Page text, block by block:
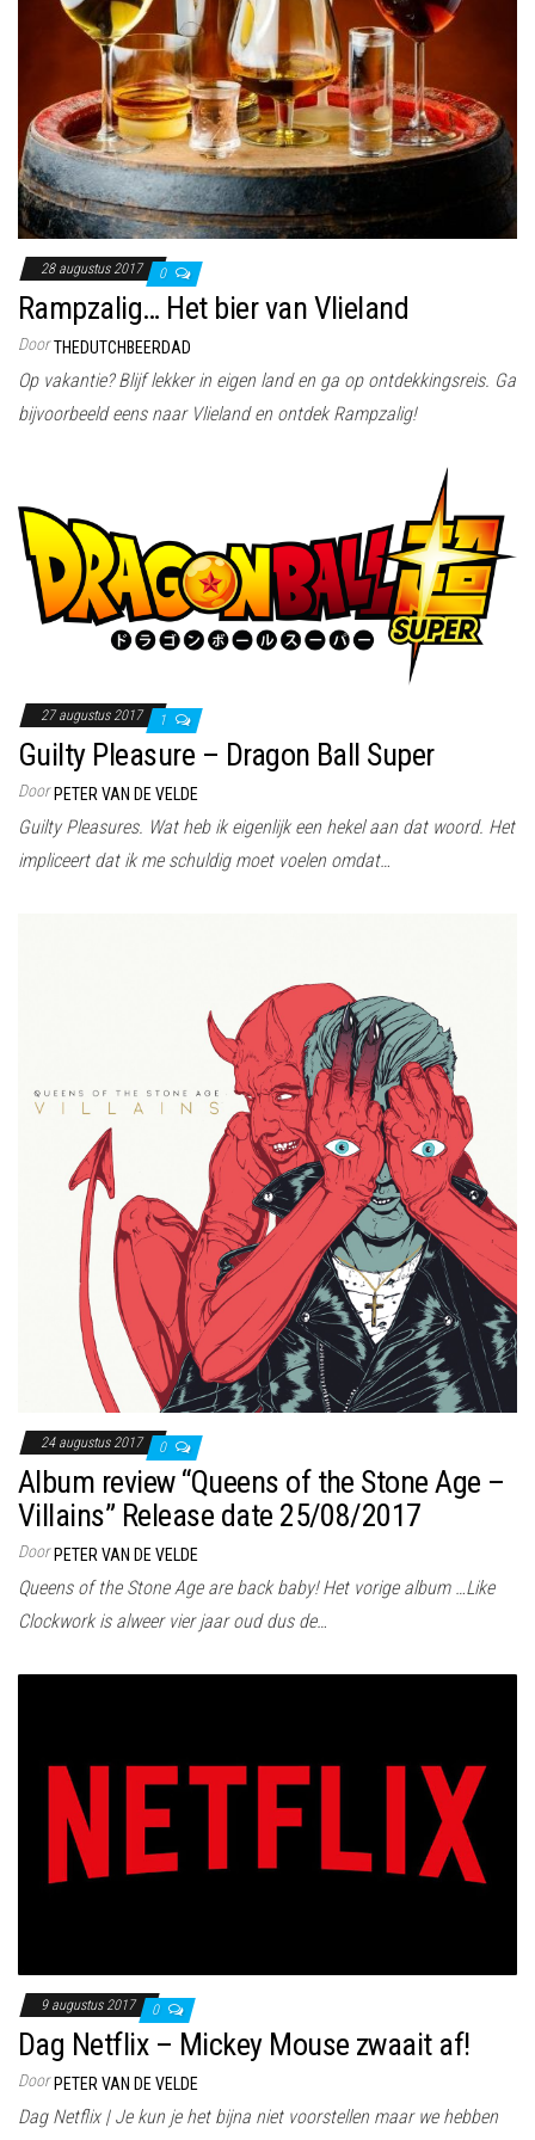
28 augustus 2017 0
Rampzalig… Het bier van Vlieland
Door THEDUTCHBEERDAD
Op vakantie? Blijf lekker in eigen land en ga op ontdekkingsreis. Ga
bijvoorbeeld eens naar Vlieland en ontdek Rampzalig!
27 augustus 2017 1
Guilty Pleasure – Dragon Ball Super
Door PETER VAN DE VELDE
Guilty Pleasures. Wat heb ik eigenlijk een hekel aan dat woord. Het
impliceert dat ik me schuldig moet voelen omdat…
24 augustus 2017 0
Album review “Queens of the Stone Age –
Villains” Release date 25/08/2017
Door PETER VAN DE VELDE
Queens of the Stone Age are back baby! Het vorige album …Like
Clockwork is alweer vier jaar oud dus de…
9 augustus 2017 0
Dag Netflix – Mickey Mouse zwaait af!
Door PETER VAN DE VELDE
Dag Netflix | Je kun je het bijna niet voorstellen maar we hebben